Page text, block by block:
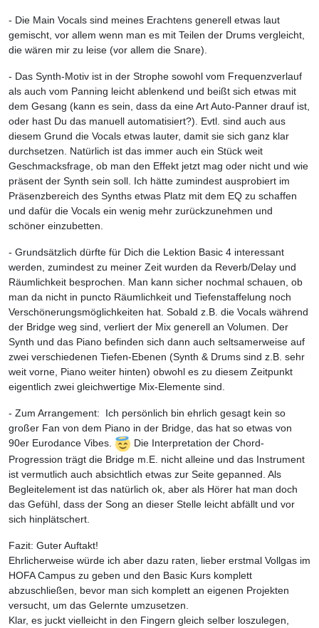
- Die Main Vocals sind meines Erachtens generell etwas laut
gemischt, vor allem wenn man es mit Teilen der Drums vergleicht,
die wären mir zu leise (vor allem die Snare).
- Das Synth-Motiv ist in der Strophe sowohl vom Frequenzverlauf
als auch vom Panning leicht ablenkend und beißt sich etwas mit
dem Gesang (kann es sein, dass da eine Art Auto-Panner drauf ist,
oder hast Du das manuell automatisiert?). Evtl. sind auch aus
diesem Grund die Vocals etwas lauter, damit sie sich ganz klar
durchsetzen. Natürlich ist das immer auch ein Stück weit
Geschmacksfrage, ob man den Effekt jetzt mag oder nicht und wie
präsent der Synth sein soll. Ich hätte zumindest ausprobiert im
Präsenzbereich des Synths etwas Platz mit dem EQ zu schaffen
und dafür die Vocals ein wenig mehr zurückzunehmen und
schöner einzubetten.
- Grundsätzlich dürfte für Dich die Lektion Basic 4 interessant
werden, zumindest zu meiner Zeit wurden da Reverb/Delay und
Räumlichkeit besprochen. Man kann sicher nochmal schauen, ob
man da nicht in puncto Räumlichkeit und Tiefenstaffelung noch
Verschönerungsmöglichkeiten hat. Sobald z.B. die Vocals während
der Bridge weg sind, verliert der Mix generell an Volumen. Der
Synth und das Piano befinden sich dann auch seltsamerweise auf
zwei verschiedenen Tiefen-Ebenen (Synth & Drums sind z.B. sehr
weit vorne, Piano weiter hinten) obwohl es zu diesem Zeitpunkt
eigentlich zwei gleichwertige Mix-Elemente sind.
- Zum Arrangement: Ich persönlich bin ehrlich gesagt kein so
großer Fan von dem Piano in der Bridge, das hat so etwas von
90er Eurodance Vibes.
Die Interpretation der Chord-
Progression trägt die Bridge m.E. nicht alleine und das Instrument
ist vermutlich auch absichtlich etwas zur Seite gepanned. Als
Begleitelement ist das natürlich ok, aber als Hörer hat man doch
das Gefühl, dass der Song an dieser Stelle leicht abfällt und vor
sich hinplätschert.
Fazit: Guter Auftakt!
Ehrlicherweise würde ich aber dazu raten, lieber erstmal Vollgas im
HOFA Campus zu geben und den Basic Kurs komplett
abzuschließen, bevor man sich komplett an eigenen Projekten
versucht, um das Gelernte umzusetzen.
Klar, es juckt vielleicht in den Fingern gleich selber loszulegen,